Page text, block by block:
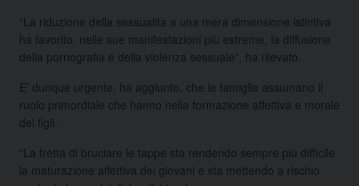
“La riduzione della sessualità a una mera dimensione istintiva
ha favorito, nelle sue manifestazioni più estreme, la diffusione
della pornografia e della violenza sessuale”, ha rilevato.
E’ dunque urgente, ha aggiunto, che le famiglie assumano il
ruolo primordiale che hanno nella formazione affettiva e morale
dei figli.
“La fretta di bruciare le tappe sta rendendo sempre più difficile
la maturazione affettiva dei giovani e sta mettendo a rischio